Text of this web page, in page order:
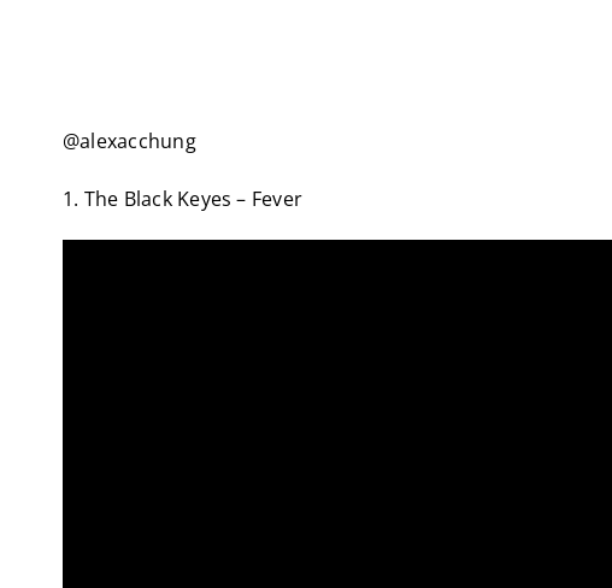
@alexacchung
1. The Black Keyes – Fever